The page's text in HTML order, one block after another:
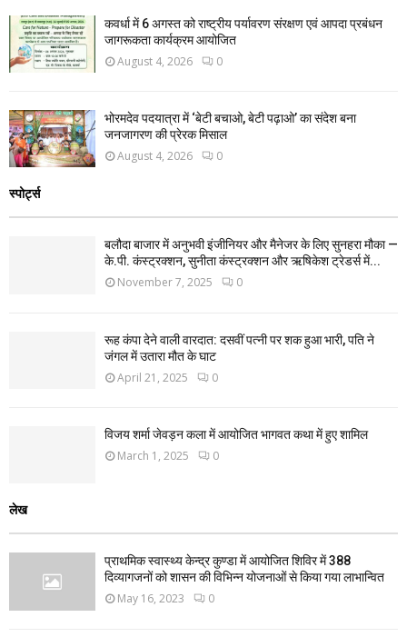
कवर्धा में 6 अगस्त को राष्ट्रीय पर्यावरण संरक्षण एवं आपदा प्रबंधन
जागरूकता कार्यक्रम आयोजित
August 4, 2026 0
भोरमदेव पदयात्रा में ‘बेटी बचाओ, बेटी पढ़ाओ’ का संदेश बना
जनजागरण की प्रेरक मिसाल
August 4, 2026 0
स्पोर्ट्स
बलौदा बाजार में अनुभवी इंजीनियर और मैनेजर के लिए सुनहरा मौका —
के.पी. कंस्ट्रक्शन, सुनीता कंस्ट्रक्शन और ऋषिकेश ट्रेडर्स में...
November 7, 2025 0
रूह कंपा देने वाली वारदात: दसवीं पत्नी पर शक हुआ भारी, पति ने
जंगल में उतारा मौत के घाट
April 21, 2025 0
विजय शर्मा जेवड़न कला में आयोजित भागवत कथा में हुए शामिल
March 1, 2025 0
लेख
प्राथमिक स्वास्थ्य केन्द्र कुण्डा में आयोजित शिविर में 388
दिव्यागजनों को शासन की विभिन्न योजनाओं से किया गया लाभान्वित
May 16, 2023 0